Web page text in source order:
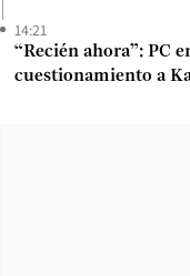
14:21
“Recién ahora”: PC
cuestionamiento a